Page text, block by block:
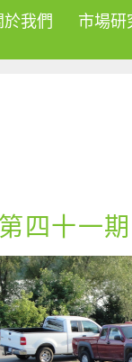
於我們 市場研
四十一